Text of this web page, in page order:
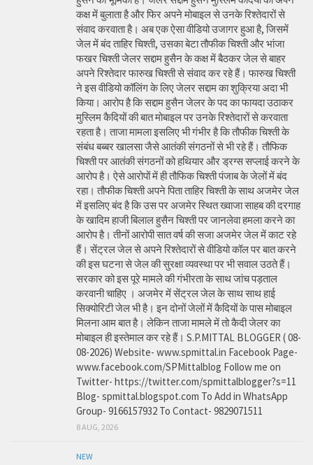
कक्ष में बुलाता है और फिर अपने मोबाइल से उनके रिश्तेदारों से
संवाद करवाता है। अब एक ऐसा वीडियो उजागर हुआ है, जिसमें
जेल में बंद ताहिर चिश्ती, उसका बेटा तौफीक चिश्ती और भांजा
फखर चिश्ती जेलर सद्दाम हुसैन के कक्ष में बैठकर जेल से बाहर
अपने रिश्तेदार फारुख चिश्ती से संवाद कर रहे हैं। फारुख चिश्ती
ने इस वीडियो कॉलिंग के लिए जेलर सद्दाम का शुक्रिया अदा भी
किया। आरोप है कि सद्दाम हुसैन जेलर के पद का फायदा उठाकर
मुस्लिम कैदियों की बात मोबाइल पर उनके रिश्तेदारों से करवाता
रहता है। ताजा मामला इसलिए भी गंभीर है कि तौफीक चिश्ती के
संबंध बब्बर खालसा जैसे आतंकी संगठनों से भी रहे हैं। तौफिक
चिश्ती पर आतंकी संगठनों को हथियार और ड्रग्स सप्लाई करने के
आरोप है। ऐसे आरोपों में ही तौफिक चिश्ती पंजाब के जेलों में बंद
रहा। तौफीक चिश्ती अपने पिता ताहिर चिश्ती के साथ अजमेर जेल
में इसलिए बंद है कि उस पर अजमेर स्थित ख्वाजा साहब की दरगाह
के खादिम हाजी बिलाल हुसैन चिश्ती पर जानलेवा हमला करने का
आरोप है। तीनों आरोपी सात वर्ष की सजा अजमेर जेल में काट रहे
हैं। सेंट्रल जेल से अपने रिश्तेदारों से वीडियो कॉल पर बात करने
की इस घटना से जेल की सुरक्षा व्यवस्था पर भी सवाल उठते हैं।
सरकार को इस पूरे मामले की गंभीरता के साथ जांच पड़ताल
करवानी चाहिए । अजमेर में सेंट्रल जेल के साथ साथ हाई
सिक्योरिटी जेल भी है। इन दोनों जेलों में कैदियों के पास मोबाइल
मिलना आम बात है। लेकिन ताजा मामले में तो कैदी जेलर का
मोबाइल ही इस्तेमाल कर रहे हैं। S.P.MITTAL BLOGGER ( 08-
08-2026) Website- www.spmittal.in Facebook Page-
www.facebook.com/SPMittalblog Follow me on
Twitter- https://twitter.com/spmittalblogger?s=11
Blog- spmittal.blogspot.com To Add in WhatsApp
Group- 9166157932 To Contact- 9829071511
8 AUG, 2026
NEW